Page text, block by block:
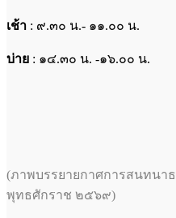
เช้า : ๙.๓๐ น.- ๑๑.๐๐ น.
บ่าย : ๑๔.๓๐ น. -๑๖.๐๐ น.
(ภาพบรรยายกาศการสนทนา
พุทธศักราช ๒๕๖๙)